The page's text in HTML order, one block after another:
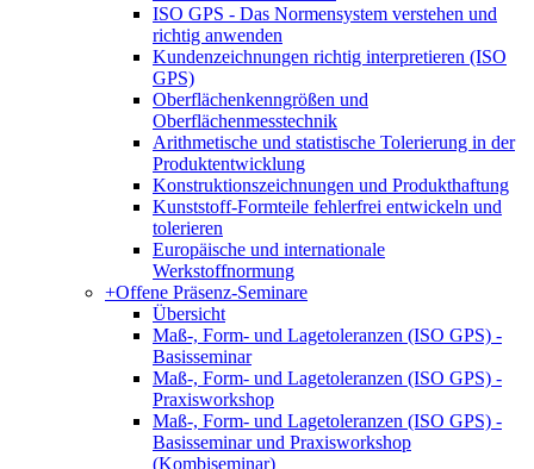
ISO GPS - Das Normensystem verstehen und
richtig anwenden
Kundenzeichnungen richtig interpretieren (ISO
GPS)
Oberflächenkenngrößen und
Oberflächenmesstechnik
Arithmetische und statistische Tolerierung in der
Produktentwicklung
Konstruktionszeichnungen und Produkthaftung
Kunststoff-Formteile fehlerfrei entwickeln und
tolerieren
Europäische und internationale
Werkstoffnormung
+Offene Präsenz-Seminare
Übersicht
Maß-, Form- und Lagetoleranzen (ISO GPS) -
Basisseminar
Maß-, Form- und Lagetoleranzen (ISO GPS) -
Praxisworkshop
Maß-, Form- und Lagetoleranzen (ISO GPS) -
Basisseminar und Praxisworkshop
(Kombiseminar)